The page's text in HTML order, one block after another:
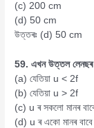
(c) 200 cm
(d) 50 cm
উত্তৰঃ (d) 50 cm
59. এখন উত্তল লেনছৰ
(a) যেতিয়া u < 2f
(b) যেতিয়া u > 2f
(c) u ৰ সকলো মানৰ
(d) u ৰ একো মানৰ বাবে